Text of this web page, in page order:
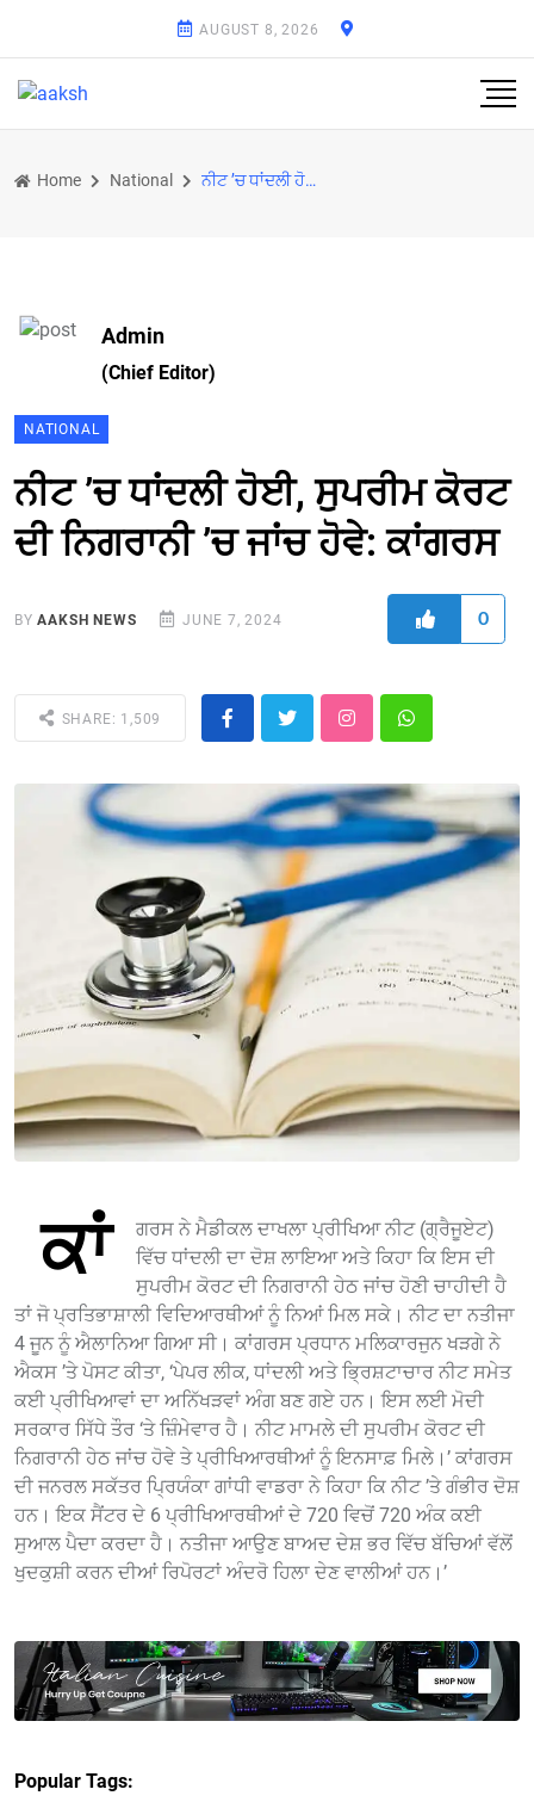
AUGUST 8, 2026
Home National ਨੀਟ ’ਚ ਧਾਂਦਲੀ ਹੋਈ, ਸੁਪਰੀਮ ਕੋਰਟ ਦੀ ਨਿਗਰਾਨੀ ’ਚ ਜਾਂਚ ਹੋਵੇ: ਕਾਂਗਰਸ
Admin
(Chief Editor)
NATIONAL
ਨੀਟ ’ਚ ਧਾਂਦਲੀ ਹੋਈ, ਸੁਪਰੀਮ ਕੋਰਟ
ਦੀ ਨਿਗਰਾਨੀ ’ਚ ਜਾਂਚ ਹੋਵੇ: ਕਾਂਗਰਸ
BYAAKSH NEWS JUNE 7, 2024 0
SHARE: 1,509
ਕਾਂ
ਗਰਸ ਨੇ ਮੈਡੀਕਲ ਦਾਖਲਾ ਪ੍ਰੀਖਿਆ ਨੀਟ (ਗ੍ਰੈਜੂਏਟ)
ਵਿੱਚ ਧਾਂਦਲੀ ਦਾ ਦੋਸ਼ ਲਾਇਆ ਅਤੇ ਕਿਹਾ ਕਿ ਇਸ ਦੀ
ਸੁਪਰੀਮ ਕੋਰਟ ਦੀ ਨਿਗਰਾਨੀ ਹੇਠ ਜਾਂਚ ਹੋਣੀ ਚਾਹੀਦੀ ਹੈ
ਤਾਂ ਜੋ ਪ੍ਰਤਿਭਾਸ਼ਾਲੀ ਵਿਦਿਆਰਥੀਆਂ ਨੂੰ ਨਿਆਂ ਮਿਲ ਸਕੇ। ਨੀਟ ਦਾ ਨਤੀਜਾ
4 ਜੂਨ ਨੂੰ ਐਲਾਨਿਆ ਗਿਆ ਸੀ। ਕਾਂਗਰਸ ਪ੍ਰਧਾਨ ਮਲਿਕਾਰਜੁਨ ਖੜਗੇ ਨੇ
ਐਕਸ ’ਤੇ ਪੋਸਟ ਕੀਤਾ, ‘ਪੇਪਰ ਲੀਕ, ਧਾਂਦਲੀ ਅਤੇ ਭ੍ਰਿਸ਼ਟਾਚਾਰ ਨੀਟ ਸਮੇਤ
ਕਈ ਪ੍ਰੀਖਿਆਵਾਂ ਦਾ ਅਨਿੱਖੜਵਾਂ ਅੰਗ ਬਣ ਗਏ ਹਨ। ਇਸ ਲਈ ਮੋਦੀ
ਸਰਕਾਰ ਸਿੱਧੇ ਤੌਰ ‘ਤੇ ਜ਼ਿੰਮੇਵਾਰ ਹੈ। ਨੀਟ ਮਾਮਲੇ ਦੀ ਸੁਪਰੀਮ ਕੋਰਟ ਦੀ
ਨਿਗਰਾਨੀ ਹੇਠ ਜਾਂਚ ਹੋਵੇ ਤੇ ਪ੍ਰੀਖਿਆਰਥੀਆਂ ਨੂੰ ਇਨਸਾਫ਼ ਮਿਲੇ।’ ਕਾਂਗਰਸ
ਦੀ ਜਨਰਲ ਸਕੱਤਰ ਪ੍ਰਿਯੰਕਾ ਗਾਂਧੀ ਵਾਡਰਾ ਨੇ ਕਿਹਾ ਕਿ ਨੀਟ ’ਤੇ ਗੰਭੀਰ ਦੋਸ਼
ਹਨ। ਇਕ ਸੈਂਟਰ ਦੇ 6 ਪ੍ਰੀਖਿਆਰਥੀਆਂ ਦੇ 720 ਵਿਚੋਂ 720 ਅੰਕ ਕਈ
ਸੁਆਲ ਪੈਦਾ ਕਰਦਾ ਹੈ। ਨਤੀਜਾ ਆਉਣ ਬਾਅਦ ਦੇਸ਼ ਭਰ ਵਿੱਚ ਬੱਚਿਆਂ ਵੱਲੋਂ
ਖੁਦਕੁਸ਼ੀ ਕਰਨ ਦੀਆਂ ਰਿਪੋਰਟਾਂ ਅੰਦਰੋ ਹਿਲਾ ਦੇਣ ਵਾਲੀਆਂ ਹਨ।’
Popular Tags: